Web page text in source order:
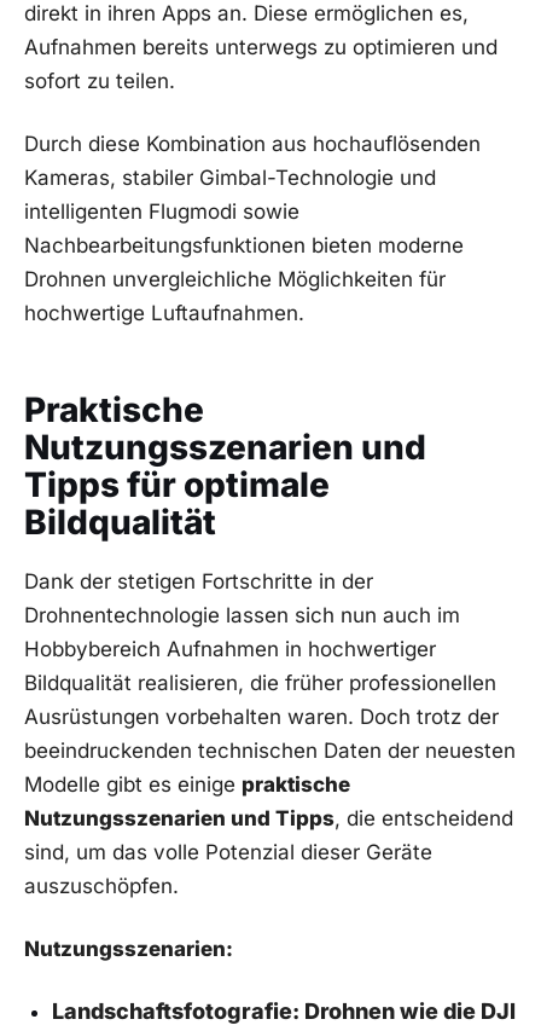
direkt in ihren Apps an.⁢ Diese ermöglichen es,
Aufnahmen bereits unterwegs zu optimieren und
sofort⁣ zu⁤ teilen.
Durch diese Kombination aus hochauflösenden
⁢Kameras, ⁣stabiler Gimbal-Technologie und
‍intelligenten Flugmodi sowie
Nachbearbeitungsfunktionen bieten moderne
Drohnen unvergleichliche Möglichkeiten für
hochwertige Luftaufnahmen.
Praktische
Nutzungsszenarien und
‌Tipps für optimale
Bildqualität
Dank der stetigen Fortschritte in der
Drohnentechnologie lassen sich nun auch im
Hobbybereich Aufnahmen in hochwertiger
Bildqualität realisieren, ⁣die früher⁣ professionellen
Ausrüstungen​ vorbehalten waren. Doch trotz der
beeindruckenden technischen‌ Daten der‍ neuesten
⁣Modelle‌ gibt es ⁣einige praktische
Nutzungsszenarien und Tipps, die‍ entscheidend
sind, um ⁤das volle Potenzial dieser Geräte
auszuschöpfen.
Nutzungsszenarien:
Landschaftsfotografie: ‍Drohnen wie die DJI